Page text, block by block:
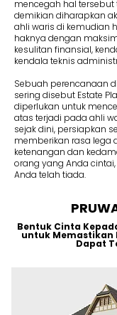
mencegah hal tersebut
demikian diharapkan
ahli waris di kemudian
haknya dengan
kesulitan finansial,
kendala teknis
Sebuah perencanaan
sering disebut Estate
diperlukan untuk
atas terjadi pada ahli
sejak dini, persiapkan
memberikan rasa lega
ketenangan dan
orang yang Anda cintai,
Anda telah tiada.
Bentuk Cinta
untuk Memastikan
Dapat